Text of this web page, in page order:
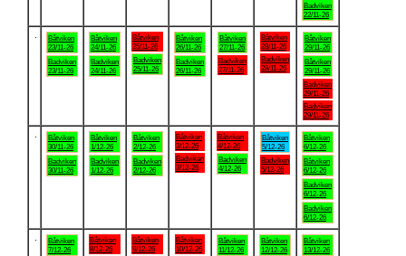
Badviken
22/11-26
Båtviken
23/11-26
Badviken
23/11-26
Båtviken
24/11-26
Badviken
24/11-26
Båtviken
25/11-26
Badviken
25/11-26
Båtviken
26/11-26
Badviken
26/11-26
Båtviken
27/11-26
Badviken
27/11-26
Båtviken
28/11-26
Badviken
28/11-26
Båtviken
29/11-26
Båtviken
29/11-26
Badviken
29/11-26
Badviken
29/11-26
Båtviken
30/11-26
Badviken
30/11-26
Båtviken
1/12-26
Badviken
1/12-26
Båtviken
2/12-26
Badviken
2/12-26
Båtviken
3/12-26
Badviken
3/12-26
Båtviken
4/12-26
Badviken
4/12-26
Båtviken
5/12-26
Badviken
5/12-26
Båtviken
6/12-26
Båtviken
6/12-26
Badviken
6/12-26
Badviken
6/12-26
Båtviken
7/12-26
Båtviken
8/12-26
Båtviken
9/12-26
Båtviken
10/12-26
Båtviken
11/12-26
Båtviken
12/12-26
Båtviken
13/12-26